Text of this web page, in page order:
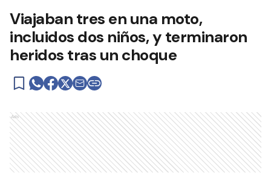
Viajaban tres en una moto,
incluidos dos niños, y terminaron
heridos tras un choque
Ads